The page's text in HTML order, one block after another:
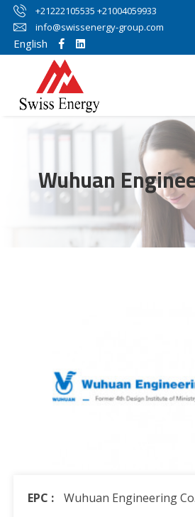
+21222105535 +21004059933
info@swissenergy-group.com
English
Wuhuan
EPC :
Wuhuan Engineering